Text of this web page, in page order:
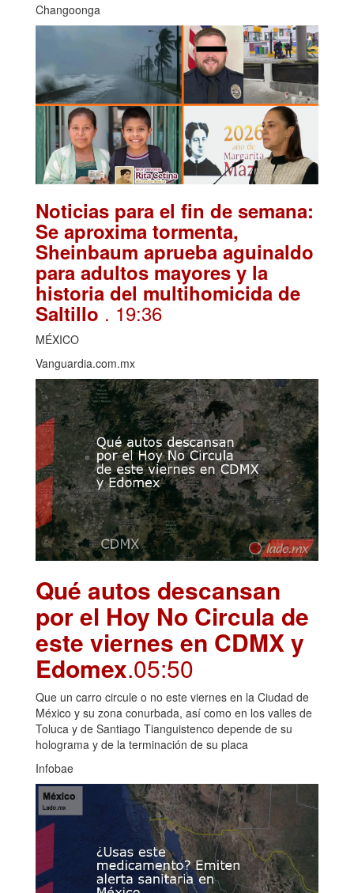
Changoonga
Noticias para el fin de semana:
Se aproxima tormenta,
Sheinbaum aprueba aguinaldo
para adultos mayores y la
historia del multihomicida de
Saltillo . 19:36
MÉXICO
Vanguardia.com.mx
Qué autos descansan
por el Hoy No Circula de
este viernes en CDMX y
Edomex.05:50
Que un carro circule o no este viernes en la Ciudad de
México y su zona conurbada, así como en los valles de
Toluca y de Santiago Tianguistenco depende de su
holograma y de la terminación de su placa
Infobae